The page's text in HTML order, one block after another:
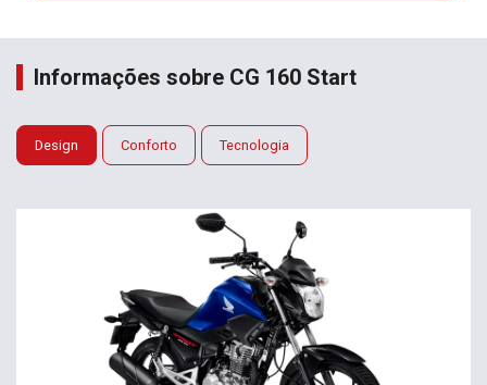
Informações sobre CG 160 Start
Design Conforto Tecnologia